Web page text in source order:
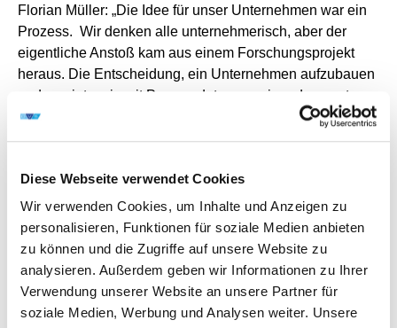
Diese Webseite verwendet Cookies
Wir verwenden Cookies, um Inhalte und Anzeigen zu
personalisieren, Funktionen für soziale Medien anbieten
zu können und die Zugriffe auf unsere Website zu
analysieren. Außerdem geben wir Informationen zu Ihrer
Verwendung unserer Website an unsere Partner für
soziale Medien, Werbung und Analysen weiter. Unsere
Florian Müller: „Die Idee für unser Unternehmen war ein
Prozess. Wir denken alle unternehmerisch, aber der
eigentliche Anstoß kam aus einem Forschungsprojekt
heraus. Die Entscheidung, ein Unternehmen aufzubauen
und uns intensiv mit Prozessdaten auseinanderzusetzen,
fiel schnell. Der Weg zum konkreten Geschäftskonzept
dagegen brauchte ein paar „konspirative Treffen“ und
Mein Co-Geschäftsführer, Dr.-Ing. Richard Meyes, und ich
sind erst in dieser Phase zu dem Team gestoßen, das
bereits im Rahmen vom Forschungsprojekt „ASIMoW“
zusammengearbeitet hat. Gemeinsam haben wir
reflektiert, welcher Bedarf wirklich am Markt herrscht.
Dabei wurde deutlich: Unsere Kunden benötigen keine
weitere Kauflösung, sondern sie benötigen vor allem